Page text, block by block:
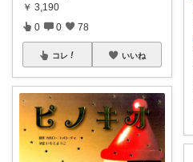
￥ 3,190
0 0 78
コレ いいね